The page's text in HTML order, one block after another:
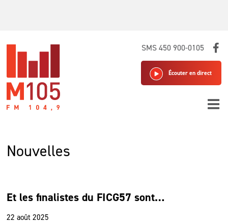
SMS 450 900-0105
Écouter en direct
Nouvelles
Et les finalistes du FICG57 sont…
22 août 2025